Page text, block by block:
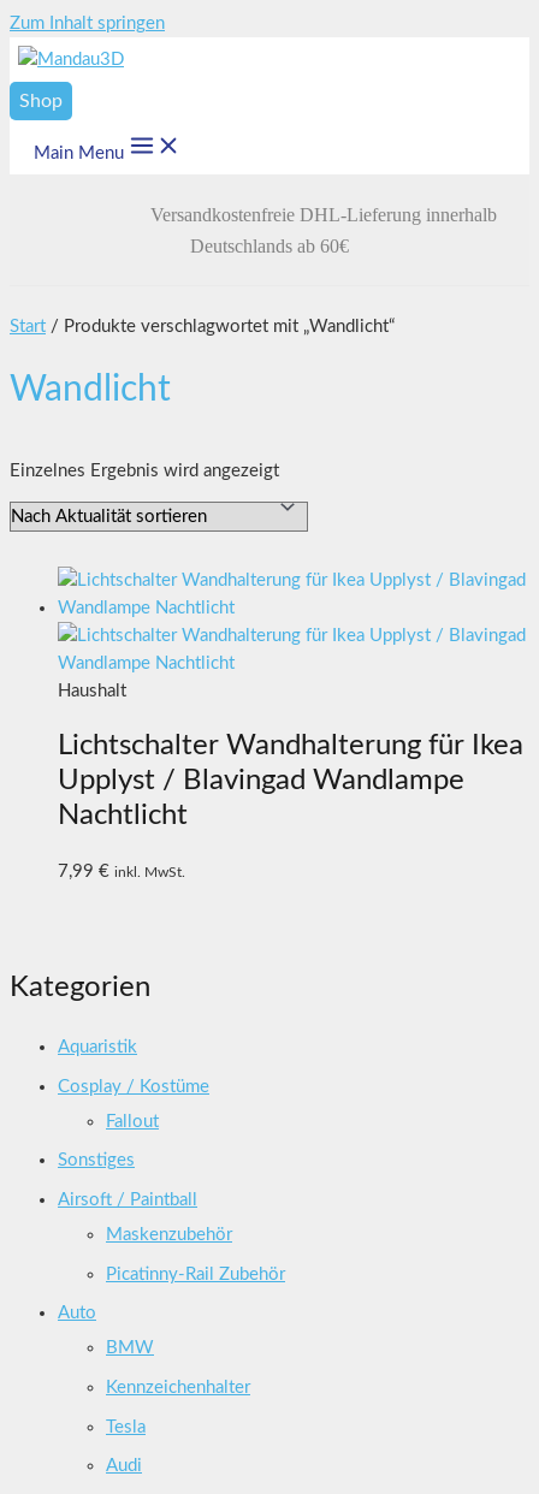
Zum Inhalt springen
Shop
Main Menu
Versandkostenfreie DHL-Lieferung innerhalb
Deutschlands ab 60€
Kategorien
Aquaristik
Cosplay / Kostüme
Fallout
Sonstiges
Airsoft / Paintball
Maskenzubehör
Picatinny-Rail Zubehör
Auto
BMW
Kennzeichenhalter
Tesla
Audi
Start / Produkte verschlagwortet mit „Wandlicht“
Wandlicht
Einzelnes Ergebnis wird angezeigt
Haushalt
Lichtschalter Wandhalterung für Ikea
Upplyst / Blavingad Wandlampe
Nachtlicht
7,99 € inkl. MwSt.